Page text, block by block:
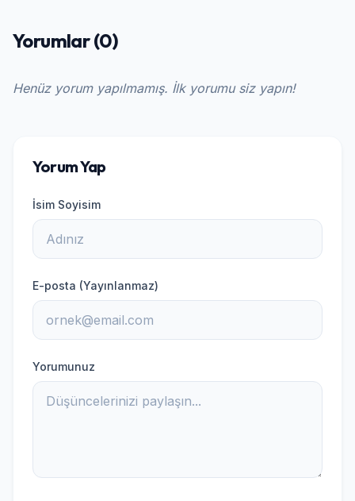
Yorumlar (0)
Henüz yorum yapılmamış. İlk yorumu siz yapın!
Yorum Yap
İsim Soyisim
E-posta (Yayınlanmaz)
Yorumunuz